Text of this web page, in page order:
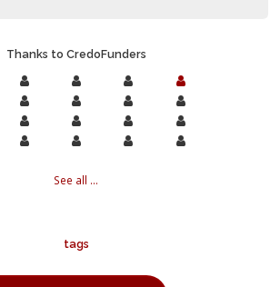
Thanks to CredoFunders
See all ...
tags